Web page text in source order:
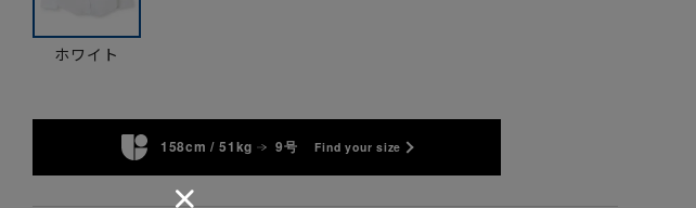
ホワイト
158cm / 51kg 9号 Find your size